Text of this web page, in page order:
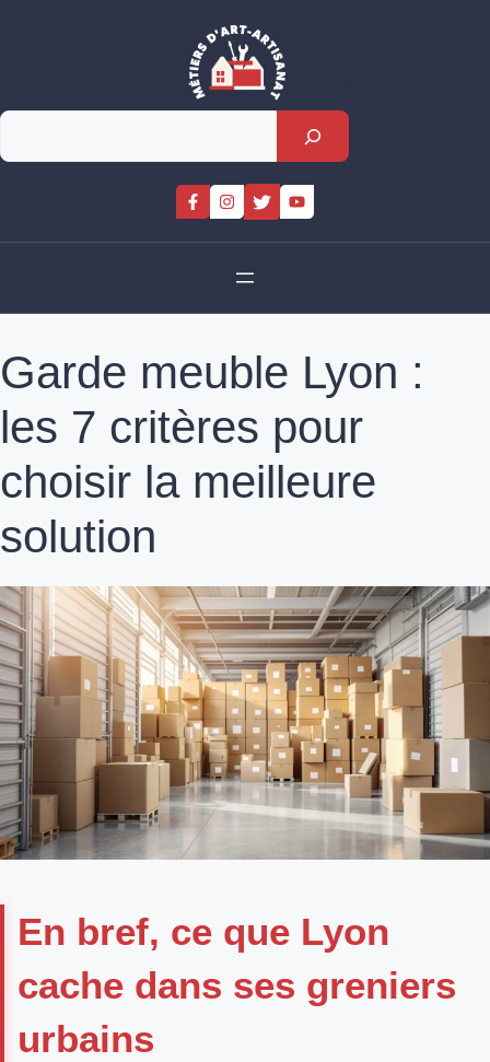
Rechercher
Garde meuble Lyon :
les 7 critères pour
choisir la meilleure
solution
En bref, ce que Lyon
cache dans ses greniers
urbains